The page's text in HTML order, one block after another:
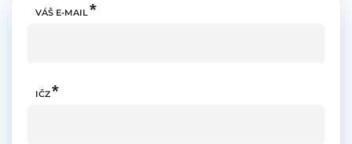
VÁŠ E-MAIL
IČZ